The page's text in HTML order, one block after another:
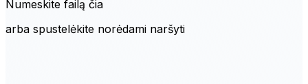
Numeskite failą čia
arba spustelėkite norėdami naršyti